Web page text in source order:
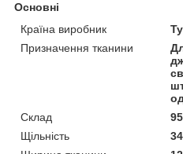
Основні
Країна виробник
Призначення тканини
Склад
Щільність